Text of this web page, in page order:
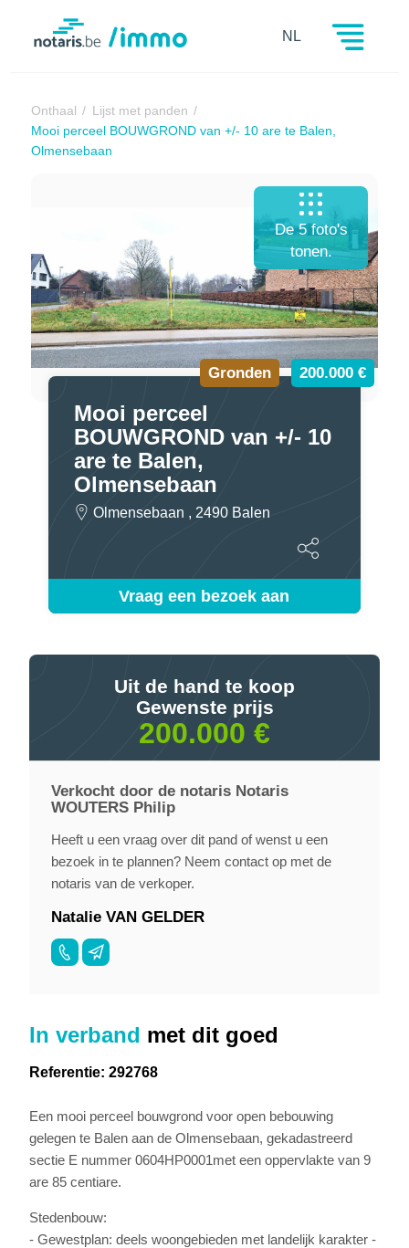
Notaris.be
NL
Onthaal
Lijst met panden
Mooi perceel BOUWGROND van +/- 10 are te Balen,
Olmensebaan
Gronden 200.000 €
Mooi perceel
BOUWGROND van +/- 10
are te Balen,
Olmensebaan
Olmensebaan , 2490 Balen
Vraag een bezoek aan
De 5 foto's
tonen.
In verband met dit goed
Referentie: 292768
Een mooi perceel bouwgrond voor open bebouwing
gelegen te Balen aan de Olmensebaan, gekadastreerd
sectie E nummer 0604HP0001met een oppervlakte van 9
are 85 centiare.
Stedenbouw:
- Gewestplan: deels woongebieden met landelijk karakter -
Uit de hand te koop
Gewenste prijs
200.000 €
Verkocht door de notaris Notaris
WOUTERS Philip
Heeft u een vraag over dit pand of wenst u een
bezoek in te plannen? Neem contact op met de
notaris van de verkoper.
Natalie VAN GELDER